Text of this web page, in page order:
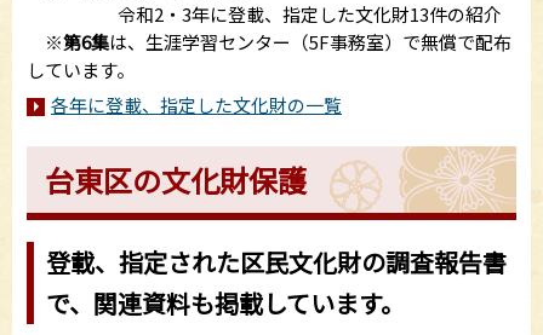
令和2・3年に登載、指定した文化財13件の紹介
※第6集は、生涯学習センター（5F事務室）で無償で配布
しています。
各年に登載、指定した文化財の一覧
台東区の文化財保護
登載、指定された区民文化財の調査報告書
で、関連資料も掲載しています。